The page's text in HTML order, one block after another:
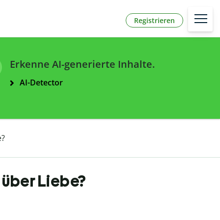
Registrieren
Erkenne AI-generierte Inhalte.
AI-Detector
Liebe?